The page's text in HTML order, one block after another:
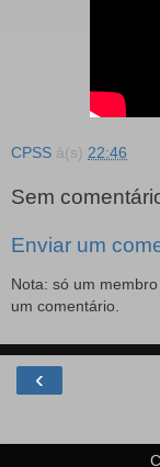
CPSS à(s) 22:46
Sem
Enviar um
Nota: só um
um comentário.
‹